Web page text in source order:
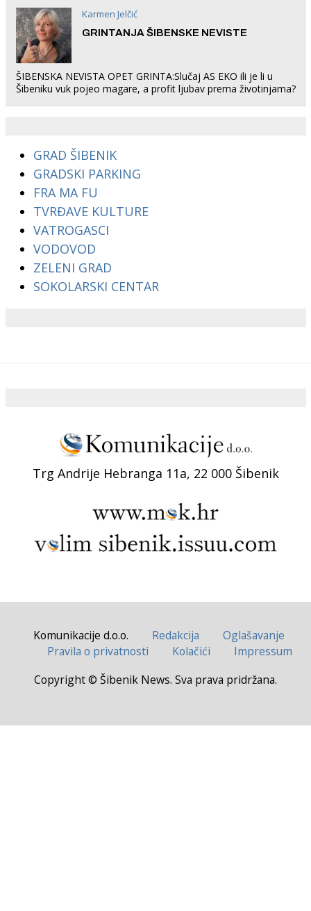
Karmen Jelčić
GRINTANJA ŠIBENSKE NEVISTE
ŠIBENSKA NEVISTA OPET GRINTA:Slučaj AS EKO ili je li u
Šibeniku vuk pojeo magare, a profit ljubav prema životinjama?
GRAD ŠIBENIK
GRADSKI PARKING
FRA MA FU
TVRĐAVE KULTURE
VATROGASCI
VODOVOD
ZELENI GRAD
SOKOLARSKI CENTAR
Trg Andrije Hebranga 11a, 22 000 Šibenik
Komunikacije d.o.o. Redakcija
Oglašavanje
Pravila o privatnosti
Kolačići
Impressum
Copyright © Šibenik News. Sva prava pridržana.